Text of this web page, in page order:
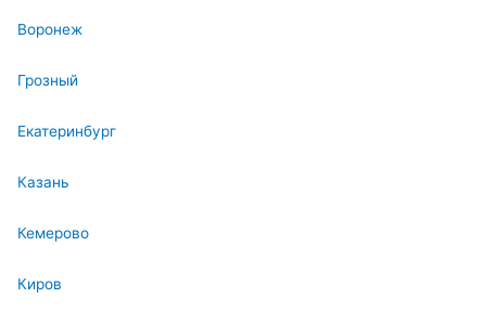
Воронеж
Грозный
Екатеринбург
Казань
Кемерово
Киров